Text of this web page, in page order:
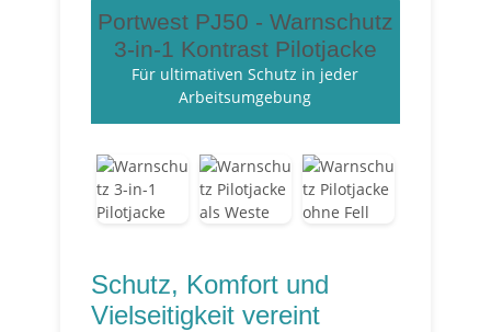
Portwest PJ50 - Warnschutz
3-in-1 Kontrast Pilotjacke
Für ultimativen Schutz in jeder
Arbeitsumgebung
Schutz, Komfort und
Vielseitigkeit vereint